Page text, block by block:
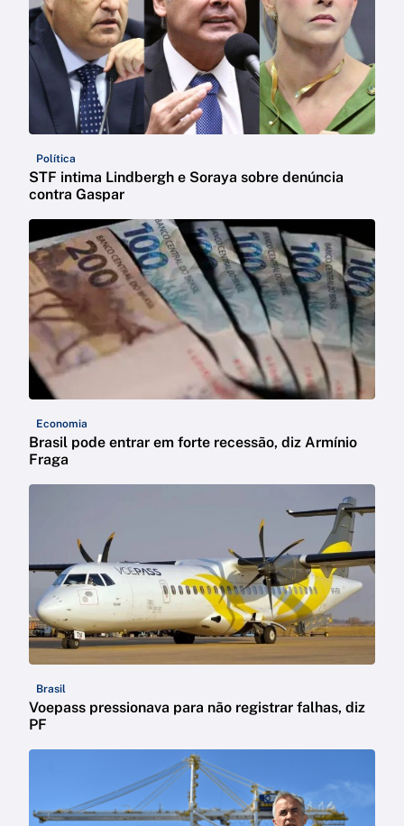
Política
STF intima Lindbergh e Soraya sobre denúncia
contra Gaspar
Economia
Brasil pode entrar em forte recessão, diz Armínio
Fraga
Brasil
Voepass pressionava para não registrar falhas, diz
PF